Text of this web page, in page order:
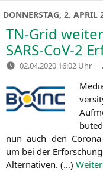
DONNERSTAG, 2. APRIL
TN-Grid
SARS-CoV‑2
02.04.2020 16:02 Uhr
nun auch den
um bei der
Alter­na­ti­ven. (…)